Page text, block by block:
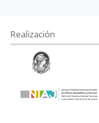
Realización